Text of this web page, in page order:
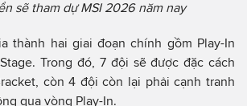
sẽ tham dự MSI 2026 năm nay
thành hai giai đoạn chính gồm Play-In
Trong đó, 7 đội sẽ được đặc cách
còn 4 đội còn lại phải cạnh tranh
qua vòng Play-In.